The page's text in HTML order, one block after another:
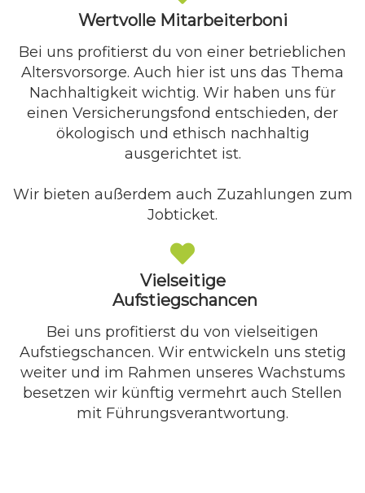
Wertvolle Mitarbeiterboni
Bei uns profitierst du von einer betrieblichen
Altersvorsorge. Auch hier ist uns das Thema
Nachhaltigkeit wichtig. Wir haben uns für
einen Versicherungsfond entschieden, der
ökologisch und ethisch nachhaltig
ausgerichtet ist.
Wir bieten außerdem auch Zuzahlungen zum
Jobticket.
Vielseitige
Aufstiegschancen
Bei uns profitierst du von vielseitigen
Aufstiegschancen. Wir entwickeln uns stetig
weiter und im Rahmen unseres Wachstums
besetzen wir künftig vermehrt auch Stellen
mit Führungsverantwortung.